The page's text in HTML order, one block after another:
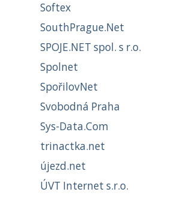
Softex
SouthPrague.Net
SPOJE.NET spol. s r.o.
Spolnet
SpořilovNet
Svobodná Praha
Sys-Data.Com
trinactka.net
újezd.net
ÚVT Internet s.r.o.